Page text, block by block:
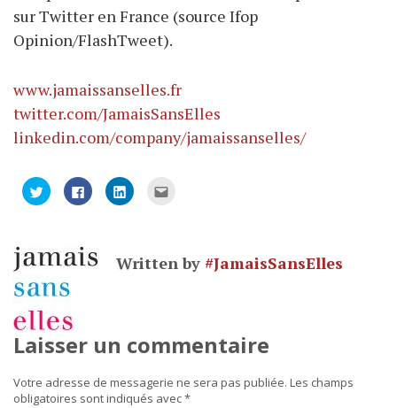
sur Twitter en France (source Ifop
Opinion/FlashTweet).
www.jamaissanselles.fr
twitter.com/JamaisSansElles
linkedin.com/company/jamaissanselles/
Cliquez
pour
partager
une
nouvelle
Cliquez
pour
partager
une
nouvelle
fenêtre)
Cliquez
pour
nouvelle
fenêtre)
un
ami(ouvre
Written by #JamaisSansElles
Laisser un commentaire
Votre adresse de messagerie ne sera pas publiée. Les champs
obligatoires sont indiqués avec*